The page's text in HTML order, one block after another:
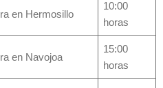
en Hermosillo
10:00
horas
en Navojoa
15:00
horas